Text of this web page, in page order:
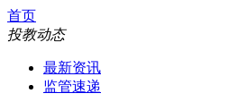
首页
投教动态
最新资讯
监管速递